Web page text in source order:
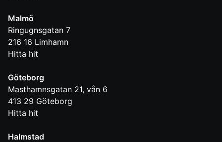
Malmö
Ringugnsgatan 7
216 16 Limhamn
Hitta hit
Göteborg
Masthamnsgatan 21, vån 6
413 29 Göteborg
Hitta hit
Halmstad